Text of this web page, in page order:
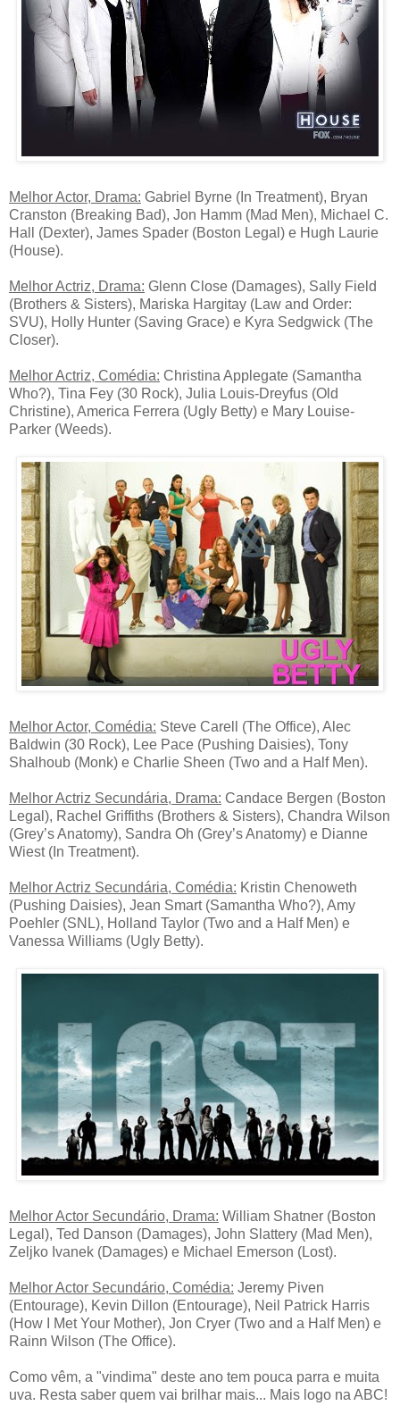
Melhor Actor, Drama: Gabriel Byrne (In Treatment), Bryan
Cranston (Breaking Bad), Jon Hamm (Mad Men), Michael C.
Hall (Dexter), James Spader (Boston Legal) e Hugh Laurie
(House).
Melhor Actriz, Drama: Glenn Close (Damages), Sally Field
(Brothers & Sisters), Mariska Hargitay (Law and Order:
SVU), Holly Hunter (Saving Grace) e Kyra Sedgwick (The
Closer).
Melhor Actriz, Comédia: Christina Applegate (Samantha
Who?), Tina Fey (30 Rock), Julia Louis-Dreyfus (Old
Christine), America Ferrera (Ugly Betty) e Mary Louise-
Parker (Weeds).
Melhor Actor, Comédia: Steve Carell (The Office), Alec
Baldwin (30 Rock), Lee Pace (Pushing Daisies), Tony
Shalhoub (Monk) e Charlie Sheen (Two and a Half Men).
Melhor Actriz Secundária, Drama: Candace Bergen (Boston
Legal), Rachel Griffiths (Brothers & Sisters), Chandra Wilson
(Grey’s Anatomy), Sandra Oh (Grey’s Anatomy) e Dianne
Wiest (In Treatment).
Melhor Actriz Secundária, Comédia: Kristin Chenoweth
(Pushing Daisies), Jean Smart (Samantha Who?), Amy
Poehler (SNL), Holland Taylor (Two and a Half Men) e
Vanessa Williams (Ugly Betty).
Melhor Actor Secundário, Drama: William Shatner (Boston
Legal), Ted Danson (Damages), John Slattery (Mad Men),
Zeljko Ivanek (Damages) e Michael Emerson (Lost).
Melhor Actor Secundário, Comédia: Jeremy Piven
(Entourage), Kevin Dillon (Entourage), Neil Patrick Harris
(How I Met Your Mother), Jon Cryer (Two and a Half Men) e
Rainn Wilson (The Office).
Como vêm, a "vindima" deste ano tem pouca parra e muita
uva. Resta saber quem vai brilhar mais... Mais logo na ABC!